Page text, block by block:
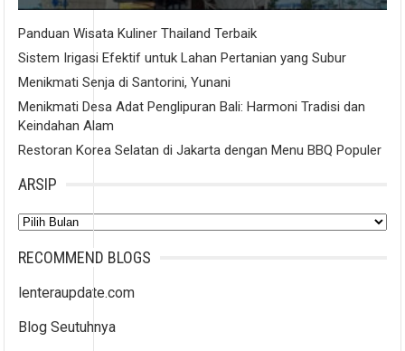
Panduan Wisata Kuliner Thailand Terbaik
Sistem Irigasi Efektif untuk Lahan Pertanian yang Subur
Menikmati Senja di Santorini, Yunani
Menikmati Desa Adat Penglipuran Bali: Harmoni Tradisi dan
Keindahan Alam
Restoran Korea Selatan di Jakarta dengan Menu BBQ Populer
ARSIP
Arsip
RECOMMEND BLOGS
lenteraupdate.com
Blog Seutuhnya